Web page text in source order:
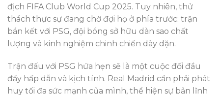
địch FIFA Club World Cup 2025. Tuy nhiên, thử
thách thực sự đang chờ đợi họ ở phía trước: trận
bán kết với PSG, đội bóng sở hữu dàn sao chất
lượng và kinh nghiệm chinh chiến dày dặn.
Trận đấu với PSG hứa hẹn sẽ là một cuộc đối đầu
đầy hấp dẫn và kịch tính. Real Madrid cần phải phát
huy tối đa sức mạnh của mình, thể hiện sự bản lĩnh